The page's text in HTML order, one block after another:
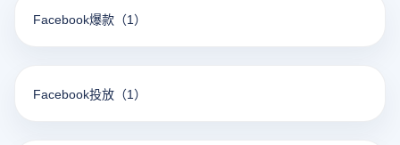
Facebook爆款 （1）
Facebook投放 （1）